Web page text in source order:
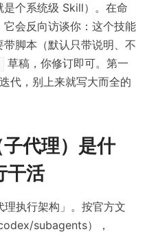
是个系统级 Skill）。在命
它会反向访谈你：这个技能
脚本（默认只带说明、不
草稿，你修订即可。第一
代，别上来就写大而全的
代理）是什
干活
执行架构」。按官方文
subagents），